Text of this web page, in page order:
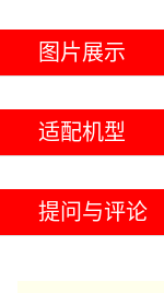
图片展示
适配机型
提问与评论